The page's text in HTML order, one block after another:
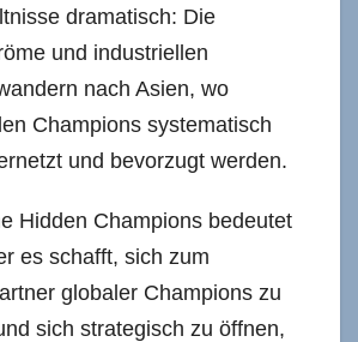
dramatisch: Die
und industriellen
nach Asien, wo
Champions systematisch
und bevorzugt werden.
Hidden Champions bedeutet
es schafft, sich zum
globaler Champions zu
sich strategisch zu öffnen,